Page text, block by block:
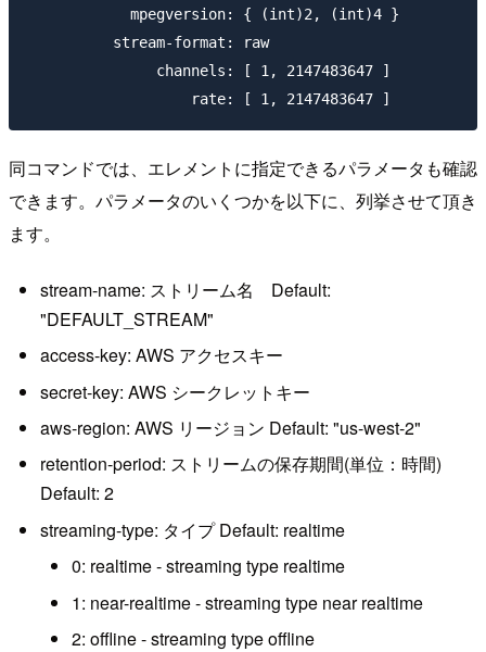
            mpegversion: { (int)2, (int)4 }
          stream-format: raw
               channels: [ 1, 2147483647 ]
同コマンドでは、エレメントに指定できるパラメータも確認
できます。パラメータのいくつかを以下に、列挙させて頂き
ます。
stream-name: ストリーム名 Default:
"DEFAULT_STREAM"
access-key: AWS アクセスキー
secret-key: AWS シークレットキー
aws-region: AWS リージョン Default: "us-west-2"
retention-period: ストリームの保存期間(単位：時間)
Default: 2
streaming-type: タイプ Default: realtime
0: realtime - streaming type realtime
1: near-realtime - streaming type near realtime
2: offline - streaming type offline